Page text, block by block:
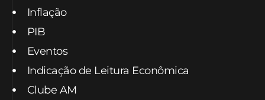
Inflação
PIB
Eventos
Indicação de Leitura Econômica
Clube AM